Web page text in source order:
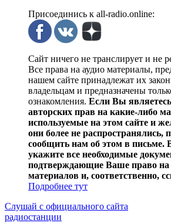
Присоединись к all-radio.online:
Сайт ничего не транслирует и не
Все права на аудио материалы,
нашем сайте принадлежат их
владельцам и предназначены
ознакомления. Если Вы
авторских прав на какие-либо
используемые на этом сайте и
они более не распространялись,
сообщить нам об этом в письме.
укажите все необходимые
подтверждающие Ваше право на
материалов и, соответственно,
Подробнее тут
Слушай с официального сайта
радиостанции